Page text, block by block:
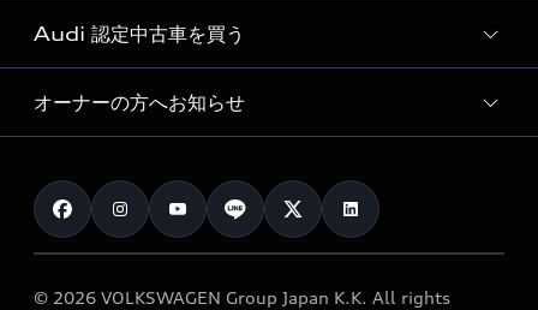
試乗予約
価格シミュレーション
車両比較
カタログ一覧
オンラインショップ
Audi collection
アウディナビアプリ
サービス入庫予約
サービスプログラム
メンテナンス
車検 / 定期点検
e-tronアフターサポート
Audi 認定中古車を買う
Audi認定中古車
クオリティ
保証
メンテナンス
オーナーの方へお知らせ
お知らせ
オーナー様向けキャンペーン
© 2026 VOLKSWAGEN Group Japan K.K. All rights